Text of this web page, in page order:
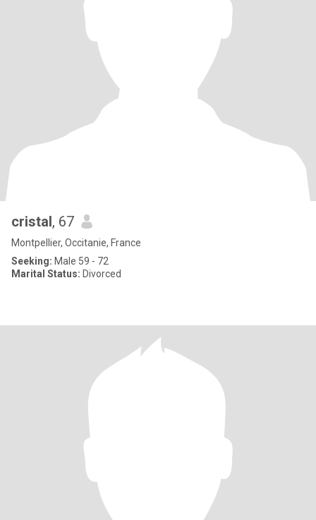
cristal, 67
Montpellier, Occitanie, France
Seeking: Male 59 - 72
Marital Status: Divorced